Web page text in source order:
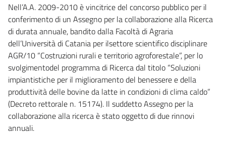
Nell’A.A. 2009-2010 è vincitrice del concorso pubblico per il
conferimento di un Assegno per la collaborazione alla Ricerca
di durata annuale, bandito dalla Facoltà di Agraria
dell’Università di Catania per ilsettore scientifico disciplinare
AGR/10 “Costruzioni rurali e territorio agroforestale”, per lo
svolgimentodel programma di Ricerca dal titolo “Soluzioni
impiantistiche per il miglioramento del benessere e della
produttività delle bovine da latte in condizioni di clima caldo”
(Decreto rettorale n. 15174). Il suddetto Assegno per la
collaborazione alla ricerca è stato oggetto di due rinnovi
annuali.